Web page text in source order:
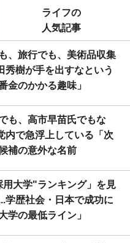
ライフの
人気記事
、旅行でも、美術品収集
秀樹が手を出すなという
金のかかる趣味」
も、高市早苗氏でもな
内で急浮上している「次
補の意外な名前
用大学"ランキング」を見
学歴社会・日本で成功に
学の最低ライン」